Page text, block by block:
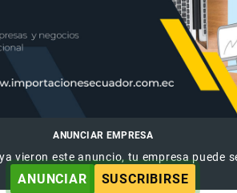
ANUNCIAR EMPRESA
vieron este anuncio, tu empresa puede
ANUNCIAR SUSCRIBIRSE